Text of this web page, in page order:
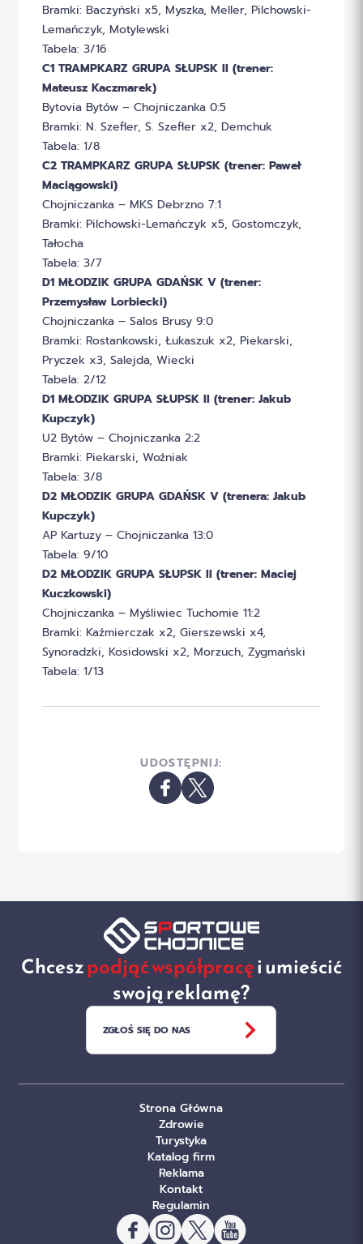
Bramki: Baczyński x5, Myszka, Meller, Pilchowski-
Lemańczyk, Motylewski
Tabela: 3/16
C1 TRAMPKARZ GRUPA SŁUPSK II (trener:
Mateusz Kaczmarek)
Bytovia Bytów – Chojniczanka 0:5
Bramki: N. Szefler, S. Szefler x2, Demchuk
Tabela: 1/8
C2 TRAMPKARZ GRUPA SŁUPSK (trener: Paweł
Maciągowski)
Chojniczanka – MKS Debrzno 7:1
Bramki: Pilchowski-Lemańczyk x5, Gostomczyk,
Tałocha
Tabela: 3/7
D1 MŁODZIK GRUPA GDAŃSK V (trener:
Przemysław Lorbiecki)
Chojniczanka – Salos Brusy 9:0
Bramki: Rostankowski, Łukaszuk x2, Piekarski,
Pryczek x3, Salejda, Wiecki
Tabela: 2/12
D1 MŁODZIK GRUPA SŁUPSK II (trener: Jakub
Kupczyk)
U2 Bytów – Chojniczanka 2:2
Bramki: Piekarski, Woźniak
Tabela: 3/8
D2 MŁODZIK GRUPA GDAŃSK V (trenera: Jakub
Kupczyk)
AP Kartuzy – Chojniczanka 13:0
Tabela: 9/10
D2 MŁODZIK GRUPA SŁUPSK II (trener: Maciej
Kuczkowski)
Chojniczanka – Myśliwiec Tuchomie 11:2
Bramki: Kaźmierczak x2, Gierszewski x4,
Synoradzki, Kosidowski x2, Morzuch, Zygmański
Tabela: 1/13
UDOSTĘPNIJ:
Chceszpodjąć współpracęi umieścić
swoją reklamę?
ZGŁOŚ SIĘ DO NAS
Strona Główna
Zdrowie
Turystyka
Katalog firm
Reklama
Kontakt
Regulamin